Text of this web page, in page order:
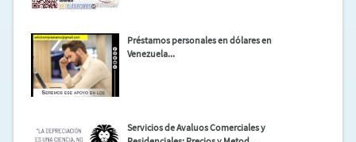
Préstamos personales en dólares en
Venezuela...
Servicios de Avaluos Comerciales y